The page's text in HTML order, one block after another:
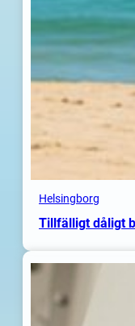
Helsingborg
Tillfälligt dåligt